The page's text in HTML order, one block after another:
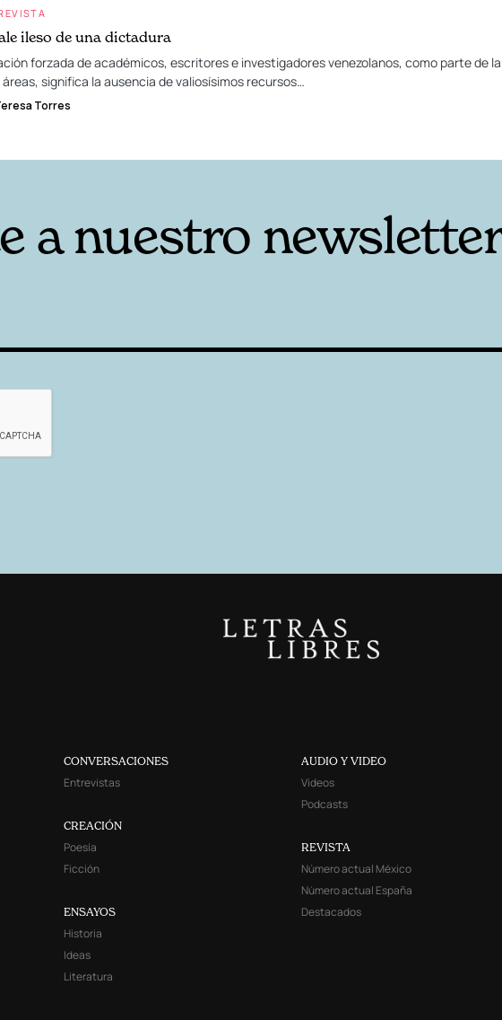
ileso de una dictadura
forzada de académicos, escritores e investigadores venezolanos, como parte de
significa la ausencia de valiosísimos recursos…
Torres
a nuestro
CONVERSACIONES
Entrevistas
CREACIÓN
Poesía
Ficción
ENSAYOS
Historia
Ideas
Literatura
AUDIO Y VIDEO
Videos
Podcasts
REVISTA
Número actual México
Número actual España
Destacados